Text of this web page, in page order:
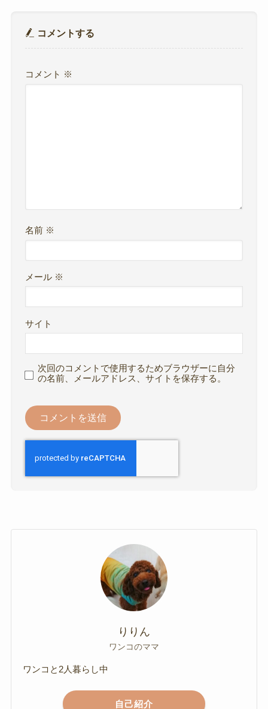
コメントする
コメント ※
名前 ※
メール ※
サイト
次回のコメントで使用するためブラウザーに自分
の名前、メールアドレス、サイトを保存する。
りりん
ワンコのママ
ワンコと2人暮らし中
自己紹介